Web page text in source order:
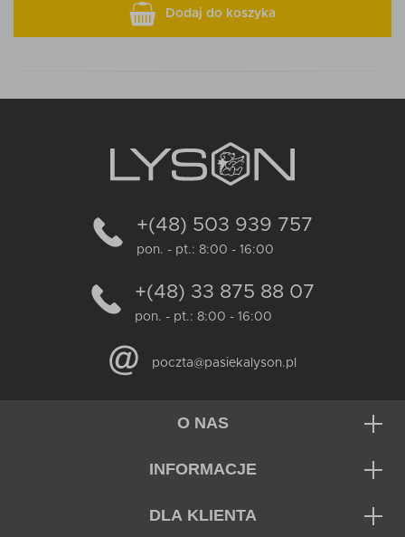
Dodaj do koszyka
+(48) 503 939 757
pon. - pt.: 8:00 - 16:00
+(48) 33 875 88 07
pon. - pt.: 8:00 - 16:00
poczta@pasiekalyson.pl
O NAS
INFORMACJE
DLA KLIENTA